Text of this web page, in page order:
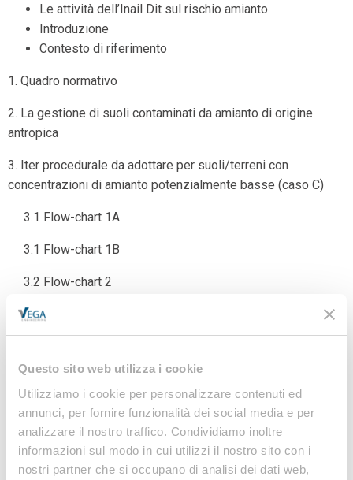
Questo sito web utilizza i cookie
Utilizziamo i cookie per personalizzare contenuti ed
annunci, per fornire funzionalità dei social media e per
analizzare il nostro traffico. Condividiamo inoltre
informazioni sul modo in cui utilizzi il nostro sito con i
nostri partner che si occupano di analisi dei dati web,
Le attività dell’Inail Dit sul rischio amianto
Introduzione
Contesto di riferimento
1. Quadro normativo
2. La gestione di suoli contaminati da amianto di origine
antropica
3. Iter procedurale da adottare per suoli/terreni con
concentrazioni di amianto potenzialmente basse (caso C)
3.1 Flow-chart 1A
3.1 Flow-chart 1B
3.2 Flow-chart 2
3.3 Flow-chart 3
4. Procedure di sicurezza, dispositivi di protezione, controlli
79
4.1 Suoli/terreni con contaminazione accertata > ai valori
limiti normativi (casi A e B)